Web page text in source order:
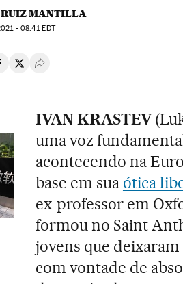
RUIZ MANTILLA
- 08:41EDT
en Whatsapp
en Facebook
Compartir en Twitter
Desplegar Redes Sociales
IVAN KRASTEV
uma voz
acontecendo na
base em sua ótica
ex-professor em
formou no Saint
jovens que
com vontade de